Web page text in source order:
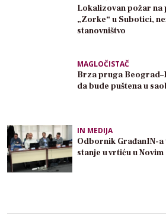
Lokalizovan požar na
„Zorke“ u Subotici,
stanovništvo
MAGLOČISTAČ
Brza pruga
da bude puštena u
IN MEDIJA
Odbornik GrađanIN-a
stanje u vrtiću u